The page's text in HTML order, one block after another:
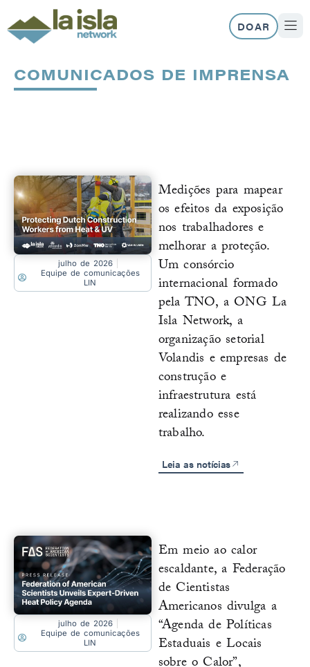
to
content
DOAR
COMUNICADOS DE IMPRENSA
julho de 2026
Equipe de comunicações
LIN
Medições para mapear
os efeitos da exposição
nos trabalhadores e
melhorar a proteção.
Um consórcio
internacional formado
pela TNO, a ONG La
Isla Network, a
organização setorial
Volandis e empresas de
construção e
infraestrutura está
realizando esse
trabalho.
Leia as notícias
julho de 2026
Equipe de comunicações
LIN
Em meio ao calor
escaldante, a Federação
de Cientistas
Americanos divulga a
“Agenda de Políticas
Estaduais e Locais
PáginaPáginaPágina